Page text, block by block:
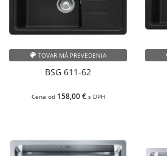
BSG 611-62
Cena od 158,00 € s DPH
TOVAR MÁ PREVEDENIA